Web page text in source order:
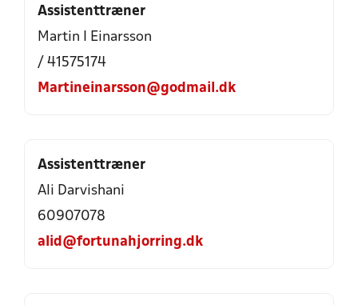
Assistenttræner
Martin I Einarsson
/ 41575174
Martineinarsson@godmail.dk
Assistenttræner
Ali Darvishani
60907078
alid@fortunahjorring.dk